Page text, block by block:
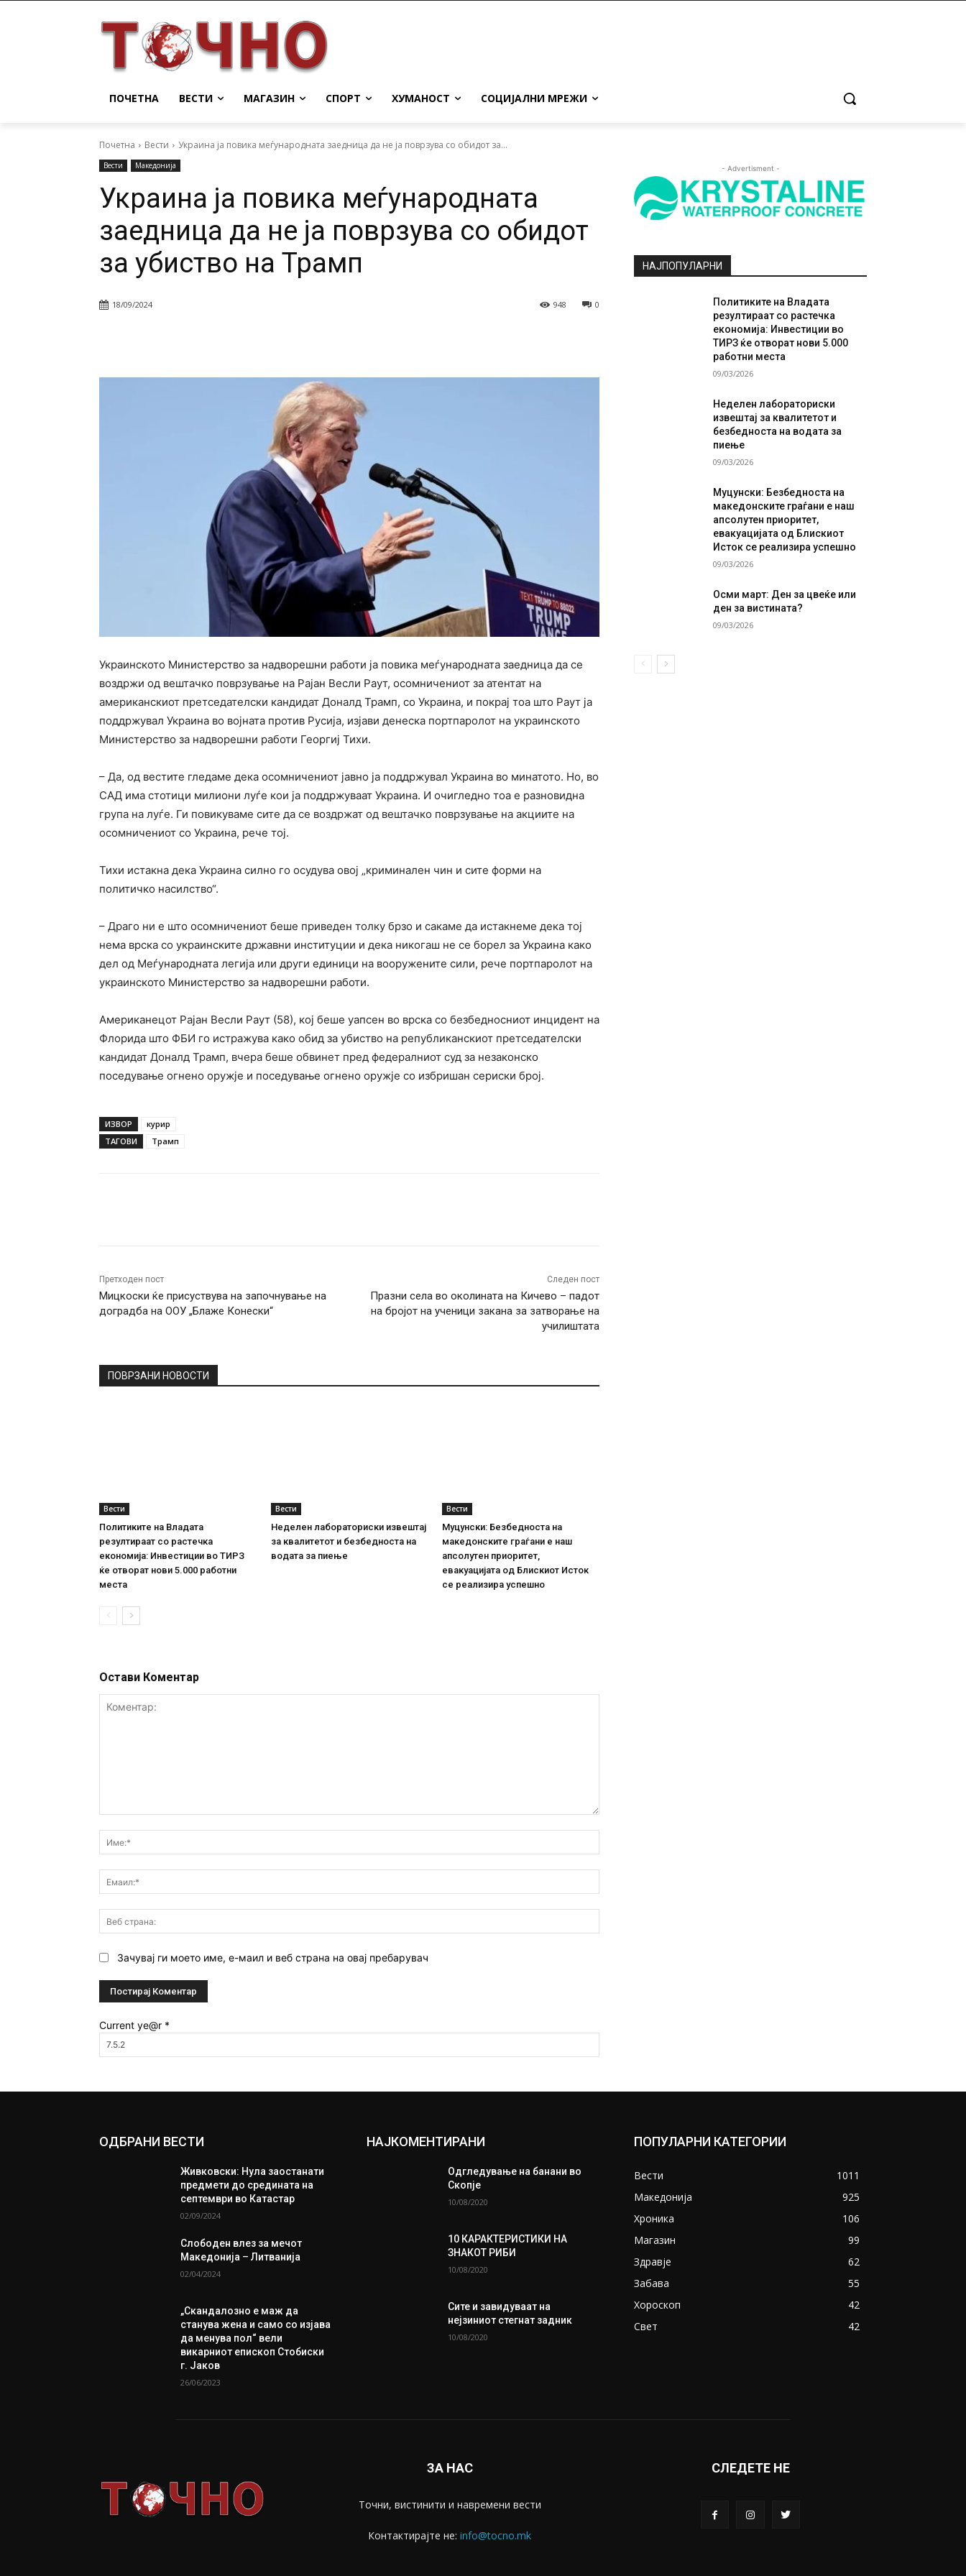
ПОЧЕТНА ВЕСТИ МАГАЗИН СПОРТ ХУМАНОСТ СОЦИЈАЛНИ МРЕЖИ
Почетна Вести Украина ја повика меѓународната заедница да не ја поврзува со обидот за...
Вести Македонија
Украина ја повика меѓународната
заедница да не ја поврзува со обидот
за убиство на Трамп
18/09/2024 0
948
Украинското Министерство за надворешни работи ја повика меѓународната заедница да се
воздржи од вештачко поврзување на Рајан Весли Раут, осомничениот за атентат на
американскиот претседателски кандидат Доналд Трамп, со Украина, и покрај тоа што Раут ја
поддржувал Украина во војната против Русија, изјави денеска портпаролот на украинското
Министерство за надворешни работи Георгиј Тихи.
– Да, од вестите гледаме дека осомничениот јавно ја поддржувал Украина во минатото. Но, во
САД има стотици милиони луѓе кои ја поддржуваат Украина. И очигледно тоа е разновидна
група на луѓе. Ги повикуваме сите да се воздржат од вештачко поврзување на акциите на
осомничениот со Украина, рече тој.
Тихи истакна дека Украина силно го осудува овој „криминален чин и сите форми на
политичко насилство“.
– Драго ни е што осомничениот беше приведен толку брзо и сакаме да истакнеме дека тој
нема врска со украинските државни институции и дека никогаш не се борел за Украина како
дел од Меѓународната легија или други единици на вооружените сили, рече портпаролот на
украинското Министерство за надворешни работи.
Американецот Рајан Весли Раут (58), кој беше уапсен во врска со безбедносниот инцидент на
Флорида што ФБИ го истражува како обид за убиство на републиканскиот претседателски
кандидат Доналд Трамп, вчера беше обвинет пред федералниот суд за незаконско
поседување огнено оружје и поседување огнено оружје со избришан сериски број.
ИЗВОР
курир
ТАГОВИ
Трамп
Претходен пост
Мицкоски ќе присуствува на започнување на
доградба на ООУ „Блаже Конески“
Следен пост
Празни села во околината на Кичево – падот
на бројот на ученици закана за затворање на
училиштата
ПОВРЗАНИ НОВОСТИ
Вести
Политиките на Владата
резултираат со растечка
економија: Инвестиции во ТИРЗ
ќе отворат нови 5.000 работни
места
Вести
Неделен лабораториски извештај
за квалитетот и безбедноста на
водата за пиење
Вести
Муцунски: Безбедноста на
македонските граѓани е наш
апсолутен приоритет,
евакуацијата од Блискиот Исток
се реализира успешно
Остави Коментар
страна:
Зачувај ги моето име, е-маил и веб страна на овај пребарувач
Current ye@r *
- Advertisment -
НАЈПОПУЛАРНИ
Политиките на Владата
резултираат со растечка
економија: Инвестиции во
ТИРЗ ќе отворат нови 5.000
работни места
09/03/2026
Неделен лабораториски
извештај за квалитетот и
безбедноста на водата за
пиење
09/03/2026
Муцунски: Безбедноста на
македонските граѓани е наш
апсолутен приоритет,
евакуацијата од Блискиот
Исток се реализира успешно
09/03/2026
Осми март: Ден за цвеќе или
ден за вистината?
09/03/2026
ОДБРАНИ ВЕСТИ
Живковски: Нула заостанати
предмети до средината на
септември во Катастар
02/09/2024
Слободен влез за мечот
Македонија – Литванија
02/04/2024
„Скандалозно е маж да
станува жена и само со изјава
да менува пол“ вели
викарниот епископ Стобиски
г. Јаков
26/06/2023
НАЈКОМЕНТИРАНИ
Одгледување на банани во
Скопје
10/08/2020
10 КАРАКТЕРИСТИКИ НА
ЗНАКОТ РИБИ
10/08/2020
Сите и завидуваат на
нејзиниот стегнат задник
10/08/2020
ПОПУЛАРНИ КАТЕГОРИИ
Вести
1011
Македонија
925
Хроника
106
Магазин
99
Здравје
62
Забава
55
Хороскоп
42
Свет
42
ЗА НАС
Точни, вистинити и навремени вести
Контактирајте не: info@tocno.mk
СЛЕДЕТЕ НЕ